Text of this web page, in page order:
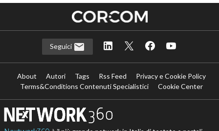
Seguici
About Autori Tags Rss Feed
Privacy e Cookie Policy
Terms&Conditions Contenuti Specialistici
Cookie Center